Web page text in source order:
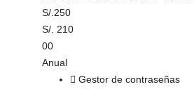
S/. 250
S/. 210
00
Anual
Gestor de contraseñas